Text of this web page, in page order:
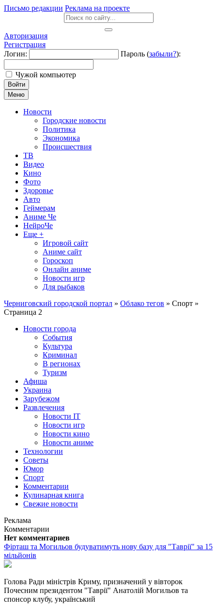
Письмо редакции Реклама на проекте
Авторизация
Регистрация
Логин:
Пароль (забыли?):
Чужой компьютер
Войти
Меню
Новости
Городские новости
Политика
Экономика
Происшествия
ТВ
Видео
Кино
Фото
Здоровье
Авто
Геймерам
Аниме Че
НейроЧе
Еще +
Игровой сайт
Аниме сайт
Гороскоп
Онлайн аниме
Новости игр
Для рыбаков
Черниговский городской портал » Облако тегов » Спорт »
Страница 2
Новости города
События
Культура
Криминал
В регионах
Туризм
Афиша
Украина
Зарубежом
Развлечения
Новости IT
Новости игр
Новости кино
Новости аниме
Технологии
Советы
Юмор
Спорт
Комментарии
Кулинарная книга
Свежие новости
Реклама
Комментарии
Нет комментариев
Фірташ та Могильов будуватимуть нову базу для "Таврії" за 15
мільйонів
Голова Ради міністрів Криму, призначений у вівторок
Почесним президентом "Таврії" Анатолій Могильов та
спонсор клубу, український